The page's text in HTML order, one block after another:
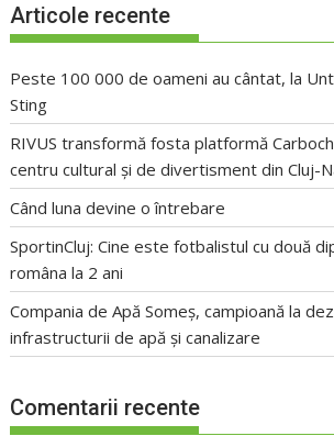
Articole recente
Peste 100 000 de oameni au cântat, la
Sting
RIVUS transformă fosta platformă
centru cultural și de divertisment din Cluj-
Când luna devine o întrebare
SportinCluj: Cine este fotbalistul cu două
româna la 2 ani
Compania de Apă Someș, campioană la
infrastructurii de apă și canalizare
Comentarii recente